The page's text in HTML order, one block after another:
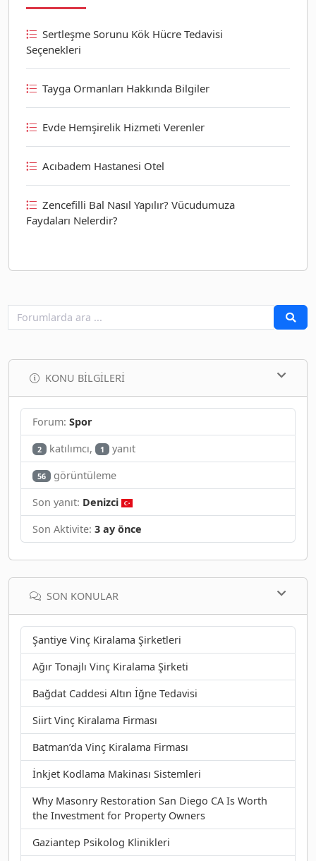
Sertleşme Sorunu Kök Hücre Tedavisi
Seçenekleri
Tayga Ormanları Hakkında Bilgiler
Evde Hemşirelik Hizmeti Verenler
Acıbadem Hastanesi Otel
Zencefilli Bal Nasıl Yapılır? Vücudumuza
Faydaları Nelerdir?
KONU BILGILERI
Forum: Spor
2 katılımcı, 1 yanıt
56
görüntüleme
Son yanıt: Denizci
Son Aktivite: 3 ay önce
SON KONULAR
Şantiye Vinç Kiralama Şirketleri
Ağır Tonajlı Vinç Kiralama Şirketi
Bağdat Caddesi Altın İğne Tedavisi
Siirt Vinç Kiralama Firması
Batman’da Vinç Kiralama Firması
İnkjet Kodlama Makinası Sistemleri
Why Masonry Restoration San Diego CA Is Worth
the Investment for Property Owners
Gaziantep Psikolog Klinikleri